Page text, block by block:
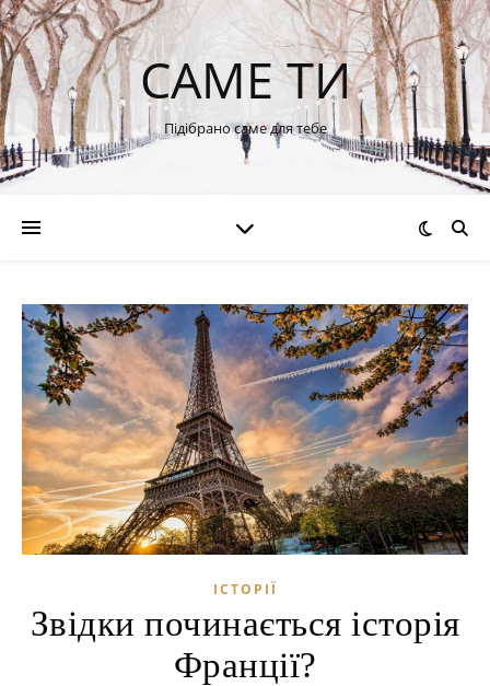
САМЕ ТИ
Підібрано саме для тебе
ІСТОРІЇ
Звідки починається історія
Франції?